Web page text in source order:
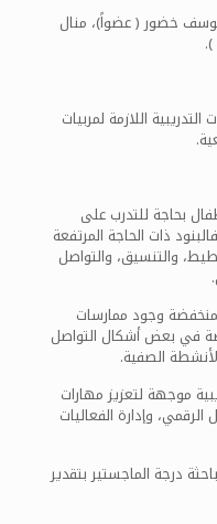
يوسف خضور ( عضواً)، منال
اللازمة لمربيات
بحاجة للتدرب على
ذات الحاجة المرتفعة
والتنسيق، والتواصل
وجود ممارسات
في بعض أشكال التواصل
الصفية.
موجهة لتعزيز مهارات
وإدارة الفعاليات
درجة الماجستير بتقدير